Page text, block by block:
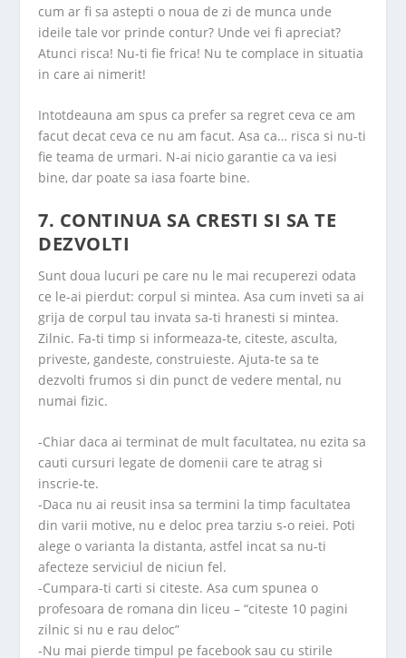
cum ar fi sa astepti o noua de zi de munca unde
ideile tale vor prinde contur? Unde vei fi apreciat?
Atunci risca! Nu-ti fie frica! Nu te complace in situatia
in care ai nimerit!
Intotdeauna am spus ca prefer sa regret ceva ce am
facut decat ceva ce nu am facut. Asa ca… risca si nu-ti
fie teama de urmari. N-ai nicio garantie ca va iesi
bine, dar poate sa iasa foarte bine.
7. CONTINUA SA CRESTI SI SA TE
DEZVOLTI
Sunt doua lucuri pe care nu le mai recuperezi odata
ce le-ai pierdut: corpul si mintea. Asa cum inveti sa ai
grija de corpul tau invata sa-ti hranesti si mintea.
Zilnic. Fa-ti timp si informeaza-te, citeste, asculta,
priveste, gandeste, construieste. Ajuta-te sa te
dezvolti frumos si din punct de vedere mental, nu
numai fizic.
-Chiar daca ai terminat de mult facultatea, nu ezita sa
cauti cursuri legate de domenii care te atrag si
inscrie-te.
-Daca nu ai reusit insa sa termini la timp facultatea
din varii motive, nu e deloc prea tarziu s-o reiei. Poti
alege o varianta la distanta, astfel incat sa nu-ti
afecteze serviciul de niciun fel.
-Cumpara-ti carti si citeste. Asa cum spunea o
profesoara de romana din liceu – “citeste 10 pagini
zilnic si nu e rau deloc”
-Nu mai pierde timpul pe facebook sau cu stirile